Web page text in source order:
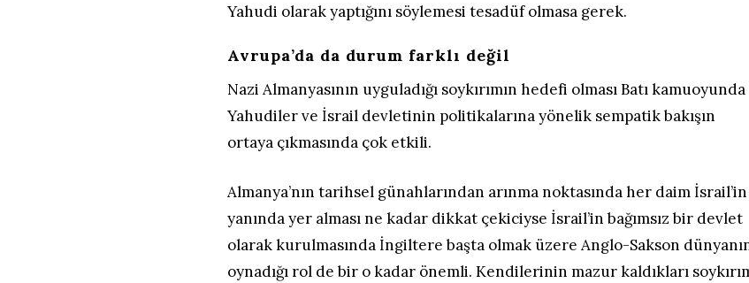
Yahudi olarak yaptığını söylemesi tesadüf olmasa gerek.
Avrupa’da da durum farklı değil
Nazi Almanyasının uyguladığı soykırımın hedefi olması Batı kamuoyunda
Yahudiler ve İsrail devletinin politikalarına yönelik sempatik bakışın
ortaya çıkmasında çok etkili.
Almanya’nın tarihsel günahlarından arınma noktasında her daim İsrail’in
yanında yer alması ne kadar dikkat çekiciyse İsrail’in bağımsız bir devlet
olarak kurulmasında İngiltere başta olmak üzere Anglo-Sakson
oynadığı rol de bir o kadar önemli. Kendilerinin mazur kaldıkları